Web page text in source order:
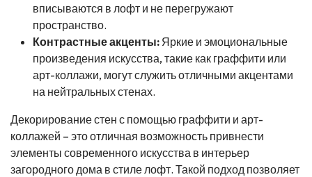
вписываются в лофт и не перегружают
пространство.
Контрастные акценты: Яркие и эмоциональные
произведения искусства, такие как граффити или
арт-коллажи, могут служить отличными акцентами
на нейтральных стенах.
Декорирование стен с помощью граффити и арт-
коллажей – это отличная возможность привнести
элементы современного искусства в интерьер
загородного дома в стиле лофт. Такой подход позволяет